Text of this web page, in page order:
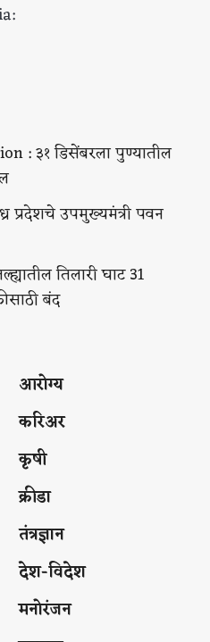
: ३१ डिसेंबरला पुण्यातील
प्रदेशचे उपमुख्यमंत्री पवन
तिलारी घाट 31
बंद
आरोग्य
करिअर
कृषी
क्रीडा
तंत्रज्ञान
देश-विदेश
मनोरंजन